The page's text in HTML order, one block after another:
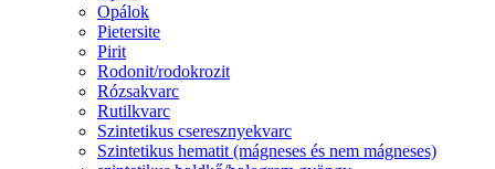
Opálok
Pietersite
Pirit
Rodonit/rodokrozit
Rózsakvarc
Rutilkvarc
Szintetikus cseresznyekvarc
Szintetikus hematit (mágneses és nem mágneses)